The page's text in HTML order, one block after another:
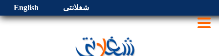
شغلانتى English